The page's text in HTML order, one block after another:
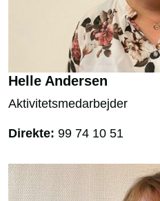
Helle Andersen
Aktivitetsmedarbejder
Direkte: 99 74 10 51